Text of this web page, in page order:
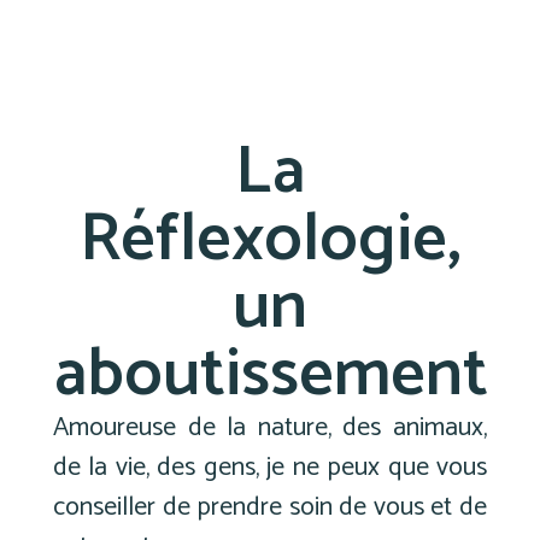
La
Réflexologie,
un
aboutissement
Amoureuse de la nature, des animaux,
de la vie, des gens, je ne peux que vous
conseiller de prendre soin de vous et de